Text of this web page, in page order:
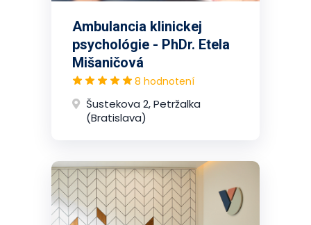
Ambulancia klinickej
psychológie - PhDr. Etela
Mišaničová
8 hodnotení
Šustekova 2, Petržalka
(Bratislava)